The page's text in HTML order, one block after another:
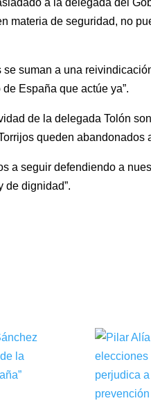
a la delegada del
materia de seguridad, no
suman a una
España que actúe ya”.
de la delegada Tolón
queden abandonados
a seguir defendiendo a
de dignidad”.